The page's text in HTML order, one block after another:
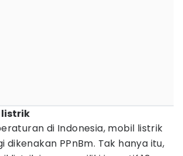
listrik
di Indonesia, mobil listrik
dikenakan PPnBm. Tak hanya itu,